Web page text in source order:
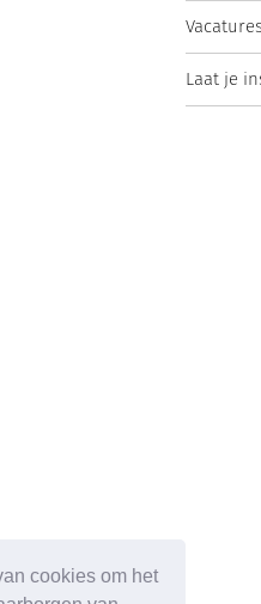
cookies om het
Vacatures
Laat je